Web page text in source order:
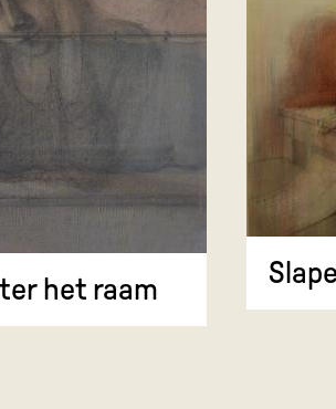
het raam